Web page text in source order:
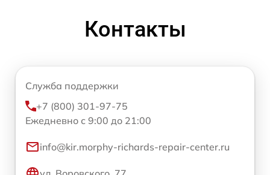
Контакты
Служба поддержки
+7 (800) 301-97-75
Ежедневно с 9:00 до 21:00
info@kir.morphy-richards-repair-center.ru